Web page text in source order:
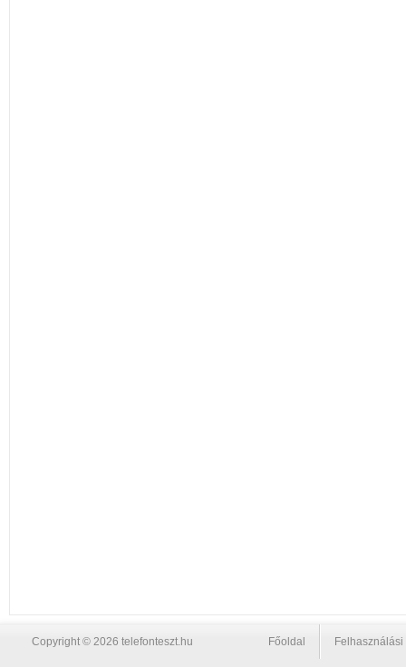
Copyright © 2026 telefonteszt.hu Főoldal